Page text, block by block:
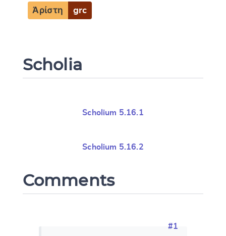
Ἀρίστη grc
Scholia
Scholium 5.16.1
Scholium 5.16.2
Comments
#1